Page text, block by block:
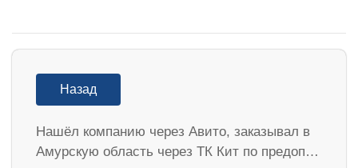
Назад
Нашёл компанию через Авито, заказывал в
Амурскую область через ТК Кит по предоп…